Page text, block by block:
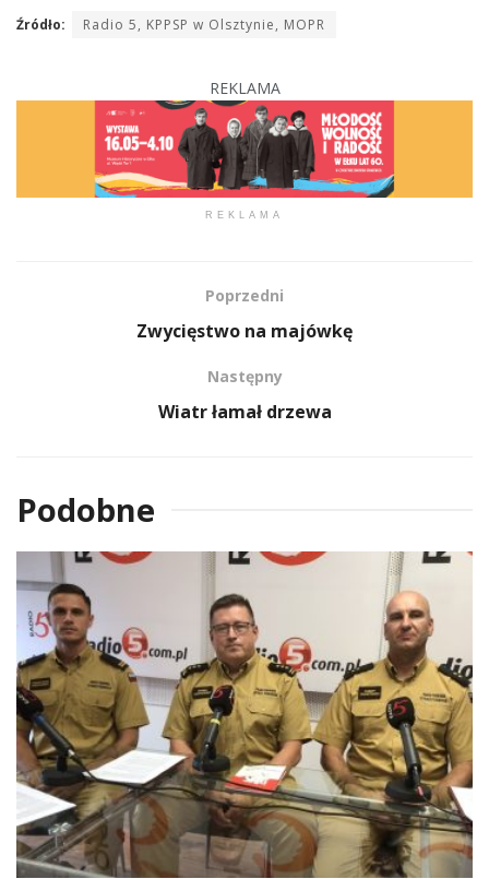
Źródło: Radio 5, KPPSP w Olsztynie, MOPR
REKLAMA
REKLAMA
Poprzedni
Zwycięstwo na majówkę
Następny
Wiatr łamał drzewa
Podobne